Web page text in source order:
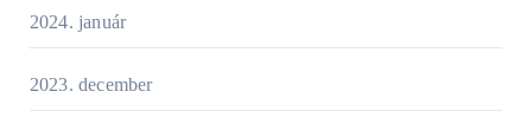
2024. január
2023. december